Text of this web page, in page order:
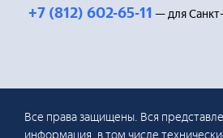
+7 (812) 602-65-11 — для
Все права защищены. Вся